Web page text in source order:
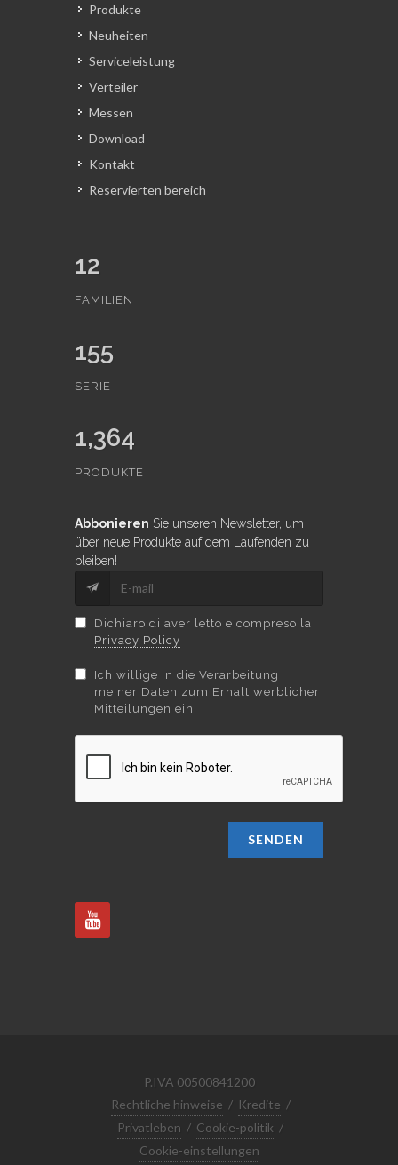
Produkte
Neuheiten
Serviceleistung
Verteiler
Messen
Download
Kontakt
Reservierten bereich
12
FAMILIEN
155
SERIE
1,364
PRODUKTE
Abbonieren Sie unseren Newsletter, um
über neue Produkte auf dem Laufenden zu
bleiben!
Dichiaro di aver letto e compreso la
Privacy Policy
Ich willige in die Verarbeitung
meiner Daten zum Erhalt werblicher
Mitteilungen ein.
SENDEN
P.IVA 00500841200
Rechtliche hinweise / Kredite /
Privatleben / Cookie-politik /
Cookie-einstellungen